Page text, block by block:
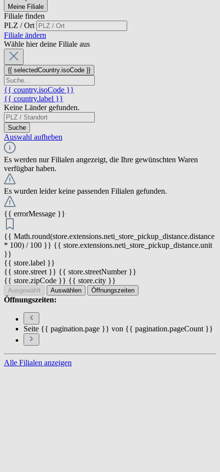
Meine Filiale
Filiale finden
PLZ / Ort
Filiale ändern
Wähle hier deine Filiale aus
{{ selectedCountry.isoCode }}
{{ country.isoCode }}
{{ country.label }}
Keine Länder gefunden.
Suche
Auswahl aufheben
Es werden nur Filialen angezeigt, die Ihre gewünschten Waren
verfügbar haben.
Es wurden leider keine passenden Filialen gefunden.
{{ errorMessage }}
{{ Math.round(store.extensions.neti_store_pickup_distance.distance
* 100) / 100 }} {{ store.extensions.neti_store_pickup_distance.unit
}}
{{ store.label }}
{{ store.street }} {{ store.streetNumber }}
{{ store.zipCode }} {{ store.city }}
Ausgewählt Auswählen Öffnungszeiten
Öffnungszeiten:
Seite {{ pagination.page }} von {{ pagination.pageCount }}
Alle Filialen anzeigen